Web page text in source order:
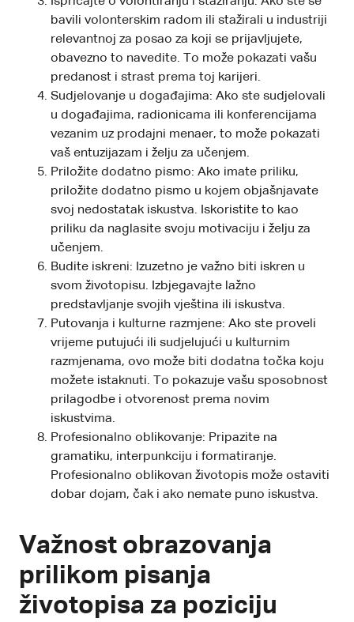
bavili volonterskim radom ili stažirali u industriji
relevantnoj za posao za koji se prijavljujete,
obavezno to navedite. To može pokazati vašu
predanost i strast prema toj karijeri.
Sudjelovanje u događajima: Ako ste sudjelovali
u događajima, radionicama ili konferencijama
vezanim uz prodajni menaer, to može pokazati
vaš entuzijazam i želju za učenjem.
Priložite dodatno pismo: Ako imate priliku,
priložite dodatno pismo u kojem objašnjavate
svoj nedostatak iskustva. Iskoristite to kao
priliku da naglasite svoju motivaciju i želju za
učenjem.
Budite iskreni: Izuzetno je važno biti iskren u
svom životopisu. Izbjegavajte lažno
predstavljanje svojih vještina ili iskustva.
Putovanja i kulturne razmjene: Ako ste proveli
vrijeme putujući ili sudjelujući u kulturnim
razmjenama, ovo može biti dodatna točka koju
možete istaknuti. To pokazuje vašu sposobnost
prilagodbe i otvorenost prema novim
iskustvima.
Profesionalno oblikovanje: Pripazite na
gramatiku, interpunkciju i formatiranje.
Profesionalno oblikovan životopis može ostaviti
dobar dojam, čak i ako nemate puno iskustva.
Važnost obrazovanja
prilikom pisanja
životopisa za poziciju